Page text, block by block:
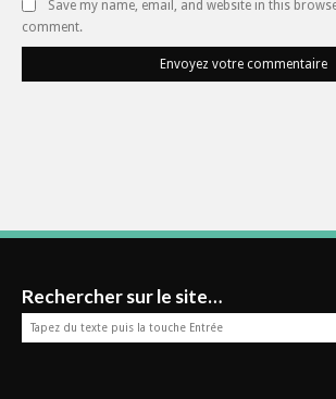
Save my name, email, and website in this
comment.
Envoyez votre commentaire
Rechercher sur le site…